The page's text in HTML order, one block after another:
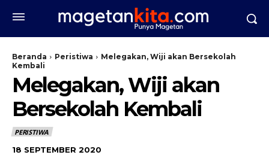
Beranda Peristiwa
Melegakan, Wiji akan Bersekolah
Kembali
Melegakan, Wiji akan
Bersekolah Kembali
PERISTIWA
18 SEPTEMBER 2020